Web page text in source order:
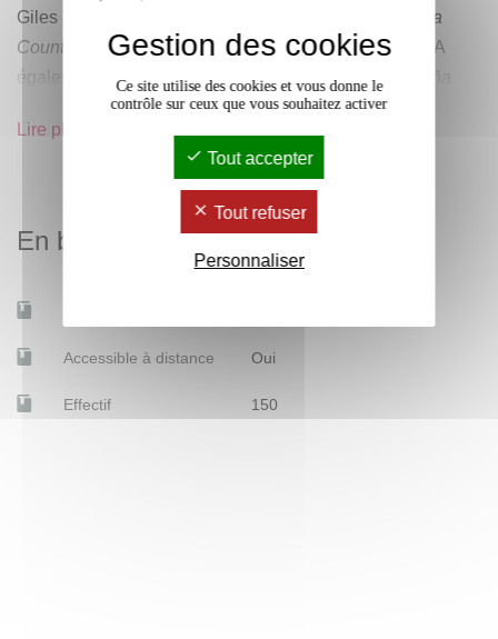
Giles TREMLETT,
Ghosts of Spain: Travels Through a
Country’s Hidden Past(Londres: Bloomsbury, 2008). A
également été publié en espagnol sous le titre "
ante sus fantasmas : un recorrido por un país en
transición
Sur la royauté ces dernières années :
Rey
) (prod. Brazen).
Lire plus
En bref
Accessible à distance Oui
Effectif 150
Gestion des cookies
Ce site utilise des cookies et vous donne le
contrôle sur ceux que vous souhaitez activer
Tout accepter
Tout refuser
Personnaliser